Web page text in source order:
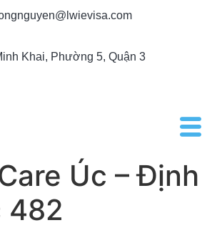
Khai, Phường 5, Quận 3
Úc – Định
482